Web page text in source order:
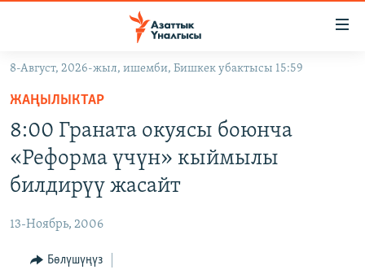
Навигацияга
өтүңүз
салыңызКЫРГЫЗСТАН
МАДАНИЯТ
ДҮЙНӨ
УКРАИНА
ТВ ПРОГРАММАЛАР
БҮГҮН АЗАТТЫКТА
ПОДКАСТ
8-Август, 2026-жыл, ишемби, Бишкек убактысы 15:59
ЖАҢЫЛЫКТАР
8:00 Граната окуясы боюнча
«Реформа үчүн» кыймылы
билдирүү жасайт
13-Ноябрь, 2006
Бөлүшүңүз